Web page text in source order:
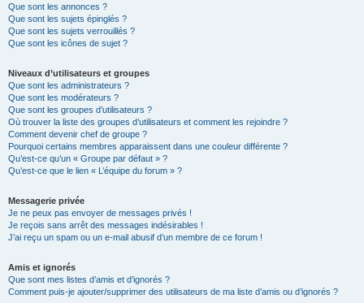
Que sont les annonces ?
Que sont les sujets épinglés ?
Que sont les sujets verrouillés ?
Que sont les icônes de sujet ?
Niveaux d’utilisateurs et groupes
Que sont les administrateurs ?
Que sont les modérateurs ?
Que sont les groupes d’utilisateurs ?
Où trouver la liste des groupes d’utilisateurs et comment les rejoindre ?
Comment devenir chef de groupe ?
Pourquoi certains membres apparaissent dans une couleur différente ?
Qu’est-ce qu’un « Groupe par défaut » ?
Qu’est-ce que le lien « L’équipe du forum » ?
Messagerie privée
Je ne peux pas envoyer de messages privés !
Je reçois sans arrêt des messages indésirables !
J’ai reçu un spam ou un e-mail abusif d’un membre de ce forum !
Amis et ignorés
Que sont mes listes d’amis et d’ignorés ?
Comment puis-je ajouter/supprimer des utilisateurs de ma liste d’amis ou d’ignorés ?